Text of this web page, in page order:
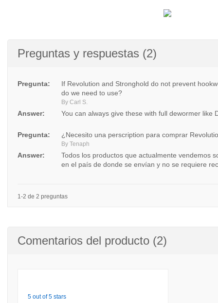
Preguntas y respuestas (2)
Pregunta:
If Revolution and Stronghold do not prevent
do we need to use?
By Carl S.
Answer: You can always give these with full dewormer like
Pregunta: ¿Necesito una perscription para comprar
By Tenaph
Answer:
Todos los productos que actualmente vendemos
en el país de donde se envían y no se requiere
1-2 de 2 preguntas
Comentarios del producto (2)
5 out of 5 stars